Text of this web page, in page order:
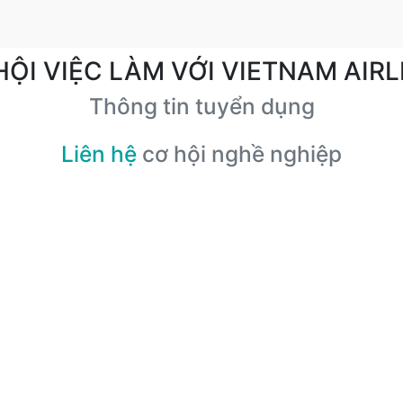
VIỆC LÀM VỚI VIETNAM
Thông tin tuyển dụng
Liên hệ cơ hội nghề nghiệp